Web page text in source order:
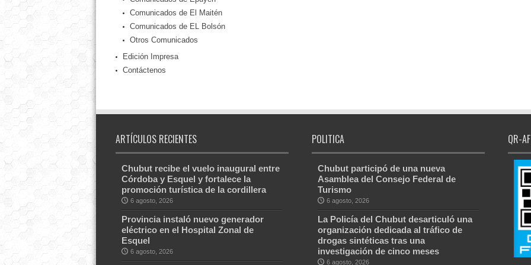
Comunicados de El Maitén
Comunicados de EL Bolsón
Otros Comunicados
Edición Impresa
Contáctenos
ARTÍCULOS RECIENTES
Chubut recibe el vuelo inaugural entre
Córdoba y Esquel y fortalece la
promoción turística de la cordillera
6 agosto, 2026
Provincia instaló nuevo generador
eléctrico en el Hospital Zonal de
Esquel
6 agosto, 2026
POLITICA
Chubut participó de una nueva
Asamblea del Consejo Federal de
Turismo
6 agosto, 2026
La Policía del Chubut desarticuló una
organización dedicada al tráfico de
drogas sintéticas tras una
investigación de cinco meses
6 agosto, 2026
QR-